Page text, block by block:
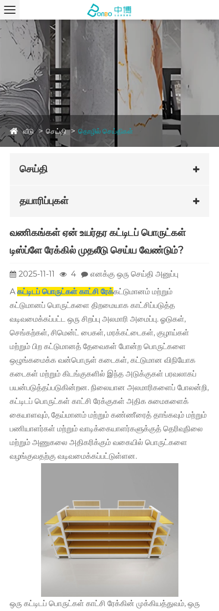
வீடு செய்தி தொழில் செய்திகள்
செய்தி
தயாரிப்புகள்
வணிகங்கள் ஏன் உயர்தர கட்டிடப் பொருட்கள்
டிஸ்ப்ளே ரேக்கில் முதலீடு செய்ய வேண்டும்?
2025-11-11 4
எனக்கு ஒரு செய்தி அனுப்பு
Aகட்டிடப் பொருட்கள் காட்சி ரேக்கட்டுமானம் மற்றும்
கட்டுமானப் பொருட்களை திறமையாக காட்சிப்படுத்த
வடிவமைக்கப்பட்ட ஒரு சிறப்பு அலமாரி அமைப்பு. ஓடுகள்,
செங்கற்கள், சிமென்ட் பைகள், மரக்கட்டைகள், குழாய்கள்
மற்றும் பிற கட்டுமானத் தேவைகள் போன்ற பொருட்களை
ஒழுங்கமைக்க வன்பொருள் கடைகள், கட்டுமான விநியோக
கடைகள் மற்றும் கிடங்குகளில் இந்த அடுக்குகள் பரவலாகப்
பயன்படுத்தப்படுகின்றன. நிலையான அலமாரிகளைப் போலன்றி,
கட்டிடப் பொருட்கள் காட்சி ரேக்குகள் அதிக சுமைகளைக்
கையாளவும், தேய்மானம் மற்றும் கண்ணீரைத் தாங்கவும் மற்றும்
பணியாளர்கள் மற்றும் வாடிக்கையாளர்களுக்குத் தெரிவுநிலை
மற்றும் அணுகலை அதிகரிக்கும் வகையில் பொருட்களை
வழங்குவதற்கு வடிவமைக்கப்பட்டுள்ளன.
ஒரு கட்டிடப் பொருட்கள் காட்சி ரேக்கின் முக்கியத்துவம், ஒரு